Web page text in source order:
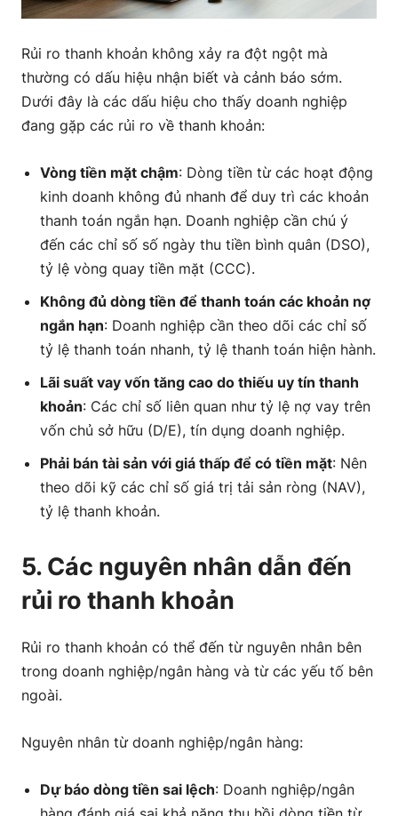
Rủi ro thanh khoản không xảy ra đột ngột mà
thường có dấu hiệu nhận biết và cảnh báo sớm.
Dưới đây là các dấu hiệu cho thấy doanh nghiệp
đang gặp các rủi ro về thanh khoản:
Vòng tiền mặt chậm: Dòng tiền từ các hoạt động
kinh doanh không đủ nhanh để duy trì các khoản
thanh toán ngắn hạn. Doanh nghiệp cần chú ý
đến các chỉ số số ngày thu tiền bình quân (DSO),
tỷ lệ vòng quay tiền mặt (CCC).
Không đủ dòng tiền để thanh toán các khoản nợ
ngắn hạn: Doanh nghiệp cần theo dõi các chỉ số
tỷ lệ thanh toán nhanh, tỷ lệ thanh toán hiện hành.
Lãi suất vay vốn tăng cao do thiếu uy tín thanh
khoản: Các chỉ số liên quan như tỷ lệ nợ vay trên
vốn chủ sở hữu (D/E), tín dụng doanh nghiệp.
Phải bán tài sản với giá thấp để có tiền mặt: Nên
theo dõi kỹ các chỉ số giá trị tải sản ròng (NAV),
tỷ lệ thanh khoản.
5. Các nguyên nhân dẫn đến
rủi ro thanh khoản
Rủi ro thanh khoản có thể đến từ nguyên nhân bên
trong doanh nghiệp/ngân hàng và từ các yếu tố bên
ngoài.
Nguyên nhân từ doanh nghiệp/ngân hàng:
Dự báo dòng tiền sai lệch: Doanh nghiệp/ngân